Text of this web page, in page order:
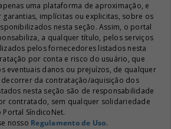
uma plataforma de aproximação, e
implícitas ou explicitas, sobre os
nesta seção. Assim, o portal
a qualquer título, pelos serviços
pelos fornecedores listados nesta
por conta e risco do usuário, que
eventuais danos ou prejuízos, de qualquer
da contratação/aquisição dos
nesta seção são de responsabilidade
contratado, sem qualquer solidariedade
SíndicoNet.
nosso Regulamento de Uso.